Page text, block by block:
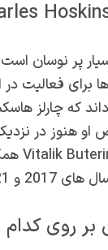
پر نوسان
برای فعالیت
که چارلز
دیجیتال ثروت او کاهش یافت.
روی کدام